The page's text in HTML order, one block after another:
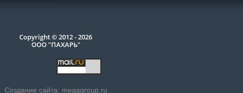
Copyright © 2012 - 2026
ООО "ПАХАРЬ"
Создание сайта: megagroup.ru